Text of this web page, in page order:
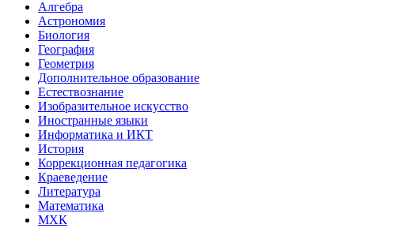
Алгебра
Астрономия
Биология
География
Геометрия
Дополнительное образование
Естествознание
Изобразительное искусство
Иностранные языки
Информатика и ИКТ
История
Коррекционная педагогика
Краеведение
Литература
Математика
МХК